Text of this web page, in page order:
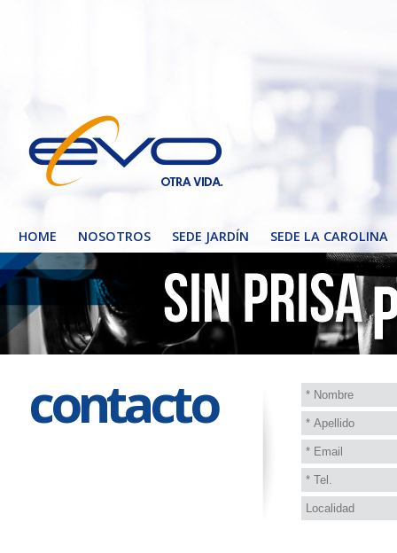
HOME NOSOTROS SEDE JARDÍN SEDE LA CAROLINA
contacto